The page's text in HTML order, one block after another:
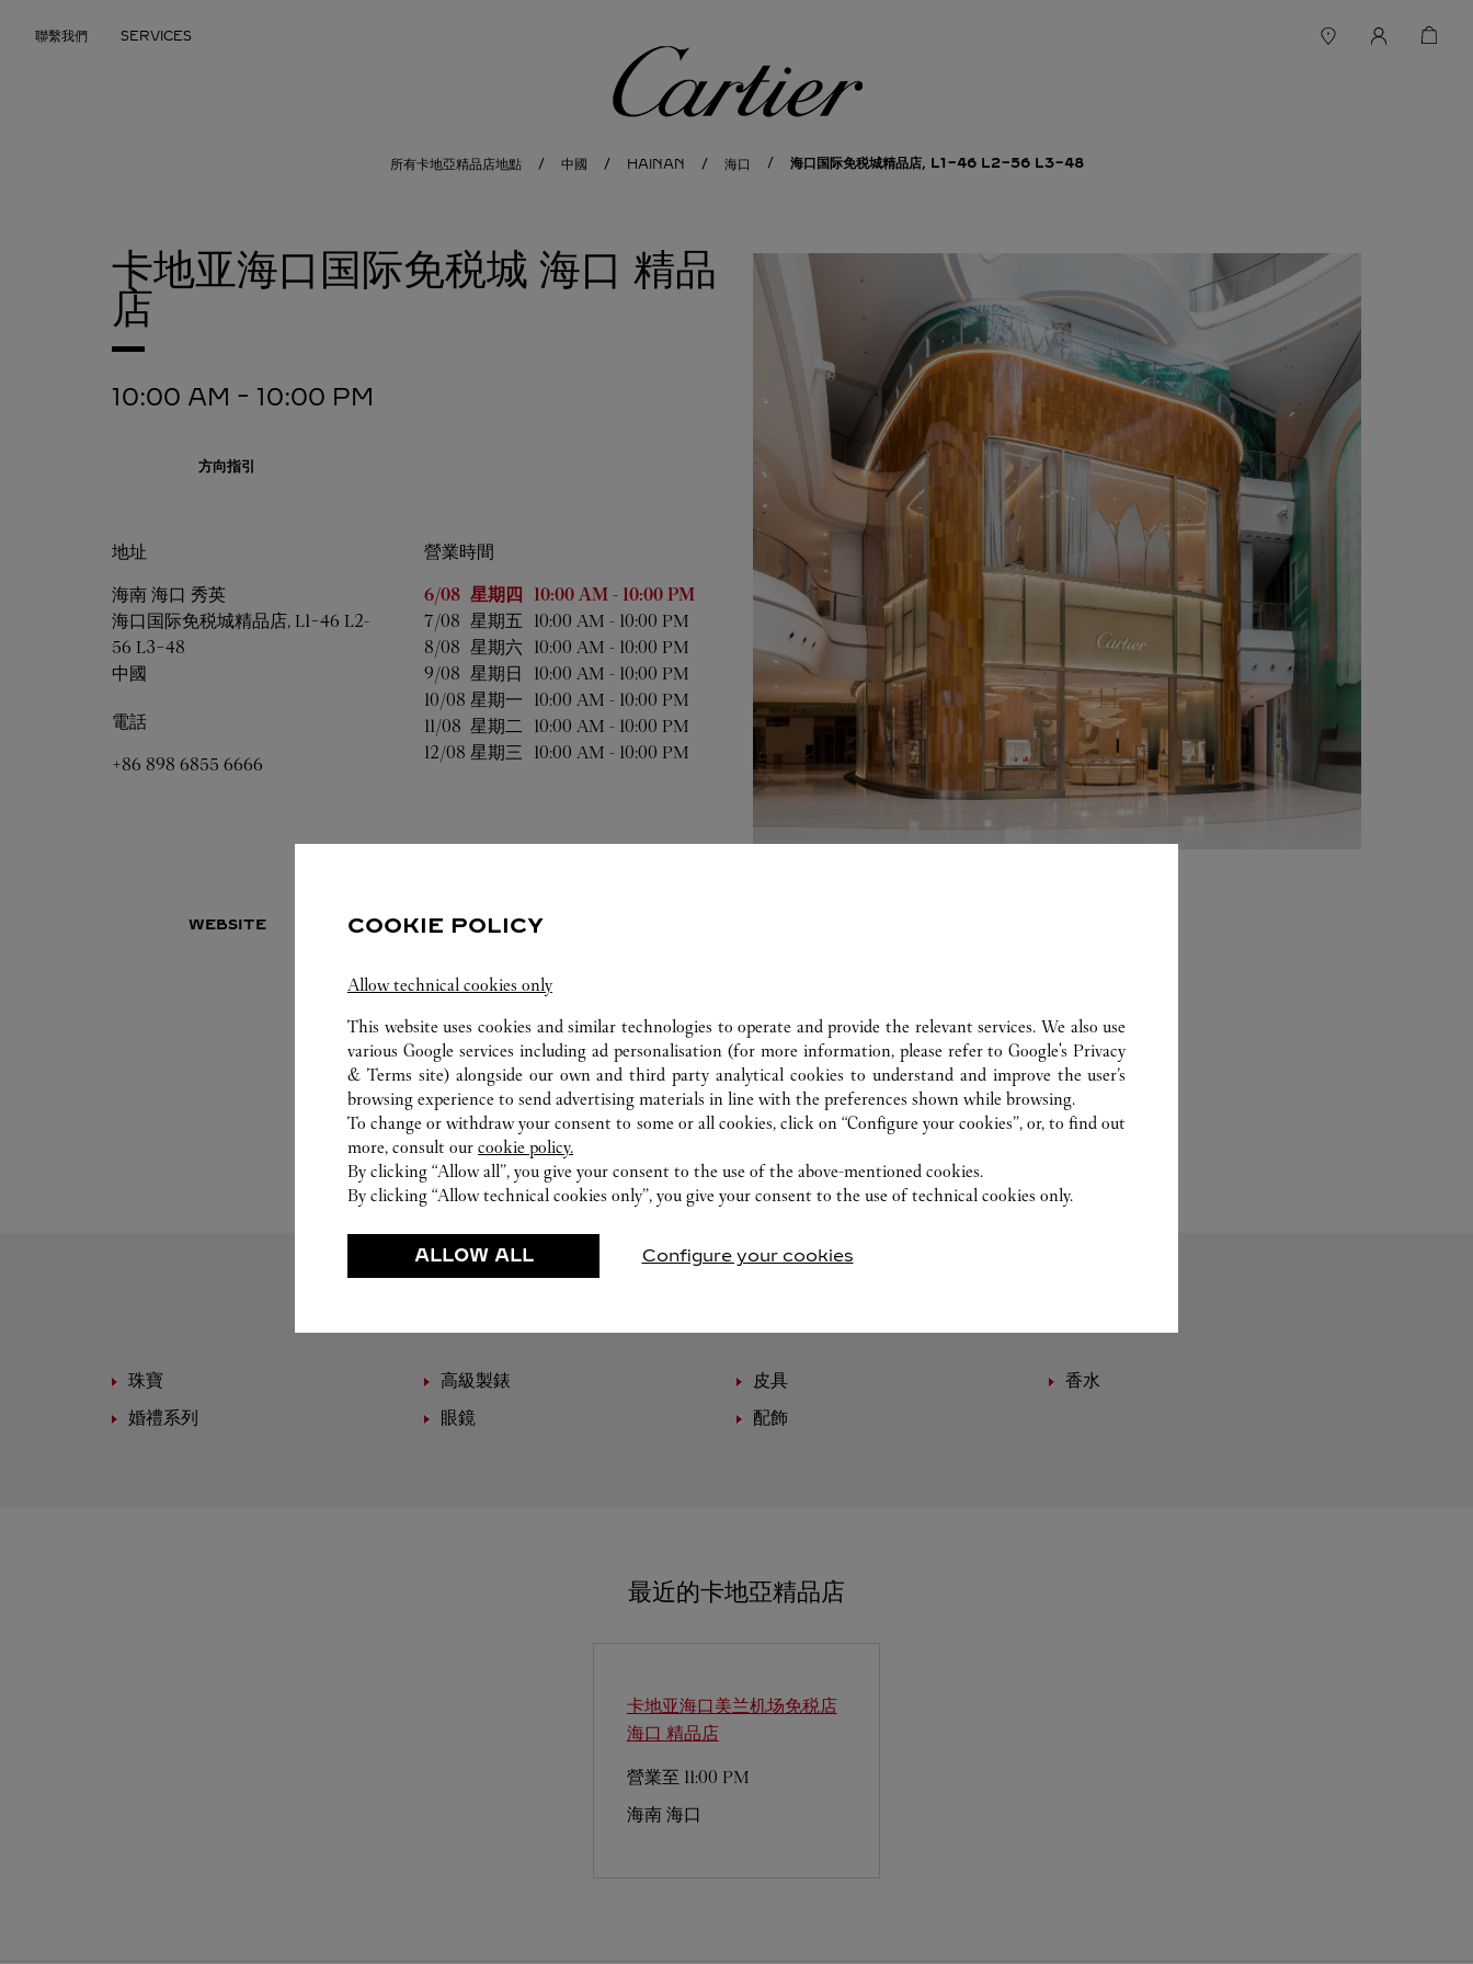
聯繫我們 SERVICES
卡地亞
所有卡地亞精品店地點 中國 HAINAN 海口 海口国际免税城精品店, L1-46 L2-56 L3-48
卡地亚海口国际免税城 海口 精品
店
10:00 AM - 10:00 PM
方向指引
地址
海南 海口 秀英
海口国际免税城精品店, L1-46 L2-
56 L3-48
中國
電話
+86 898 6855 6666
營業時間
星期營業時間
6/08 星期四 10:00 AM - 10:00 PM
7/08 星期五 10:00 AM - 10:00 PM
8/08 星期六 10:00 AM - 10:00 PM
9/08 星期日 10:00 AM - 10:00 PM
10/08 星期一 10:00 AM - 10:00 PM
11/08 星期二 10:00 AM - 10:00 PM
12/08 星期三 10:00 AM - 10:00 PM
WEBSITE
珠寶 高級製錶 皮具
香水
婚禮系列
眼鏡 配飾
最近的卡地亞精品店
卡地亚海口美兰机场免税店
海口 精品店
營業至 11:00 PM
海南 海口
COOKIE POLICY
Allow technical cookies only
This website uses cookies and similar technologies to operate and provide the relevant services. We also use
various Google services including ad personalisation (for more information, please refer toGoogle's Privacy
& Terms site) alongside our own and third party analytical cookies to understand and improve the user’s
browsing experience to send advertising materials in line with the preferences shown while browsing.
To change or withdraw your consent to some or all cookies, click on “Configure your cookies”, or, to find out
more, consult our cookie policy.
By clicking “Allow all”, you give your consent to the use of the above-mentioned cookies.
By clicking “Allow technical cookies only”, you give your consent to the use of technical cookies only.
ALLOW ALL Configure your cookies